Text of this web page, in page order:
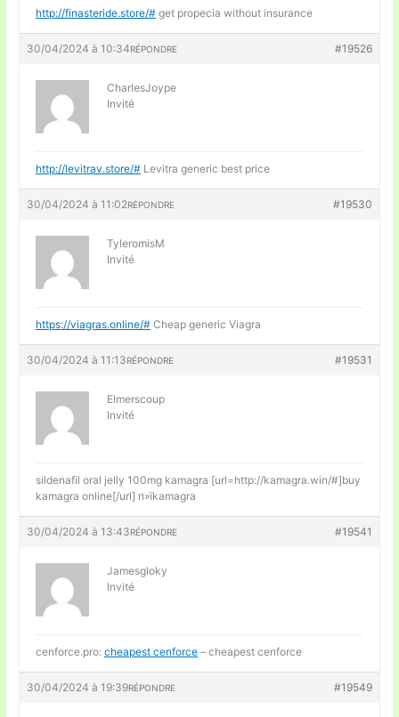
http://finasteride.store/# get propecia without insurance
30/04/2024 à 10:34 #19526
RÉPONDRE
CharlesJoype
Invité
http://levitrav.store/# Levitra generic best price
30/04/2024 à 11:02 #19530
RÉPONDRE
TyleromisM
Invité
https://viagras.online/# Cheap generic Viagra
30/04/2024 à 11:13 #19531
RÉPONDRE
Elmerscoup
Invité
sildenafil oral jelly 100mg kamagra [url=http://kamagra.win/#]buy
kamagra online[/url] п»їkamagra
30/04/2024 à 13:43 #19541
RÉPONDRE
Jamesgloky
Invité
cenforce.pro:cheapest cenforce – cheapest cenforce
30/04/2024 à 19:39 #19549
RÉPONDRE